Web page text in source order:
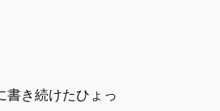
書き続けたひょっ